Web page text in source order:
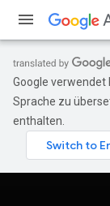
Google verwendet
Sprache zu
enthalten.